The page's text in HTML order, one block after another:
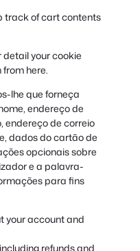
track of cart contents
detail your cookie
here.
lhe que forneça
endereço de
endereço de correio
dados do cartão de
opcionais sobre
e a palavra-
para fins
your account and
refunds and